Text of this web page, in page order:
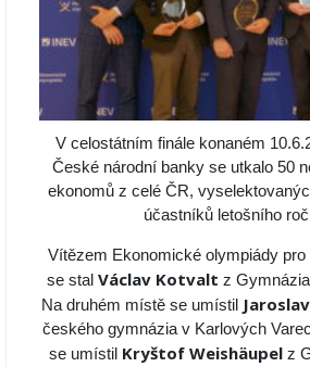
V celostátním finále konaném
České národní banky se utkalo 50
ekonomů z celé ČR,
účastníků letošního
Vítězem Ekonomické olympiády
se stal Václav Kotvalt z
Na druhém místě se umístil
českého gymnázia v Karlových
se umístil Kryštof Weishäupel z